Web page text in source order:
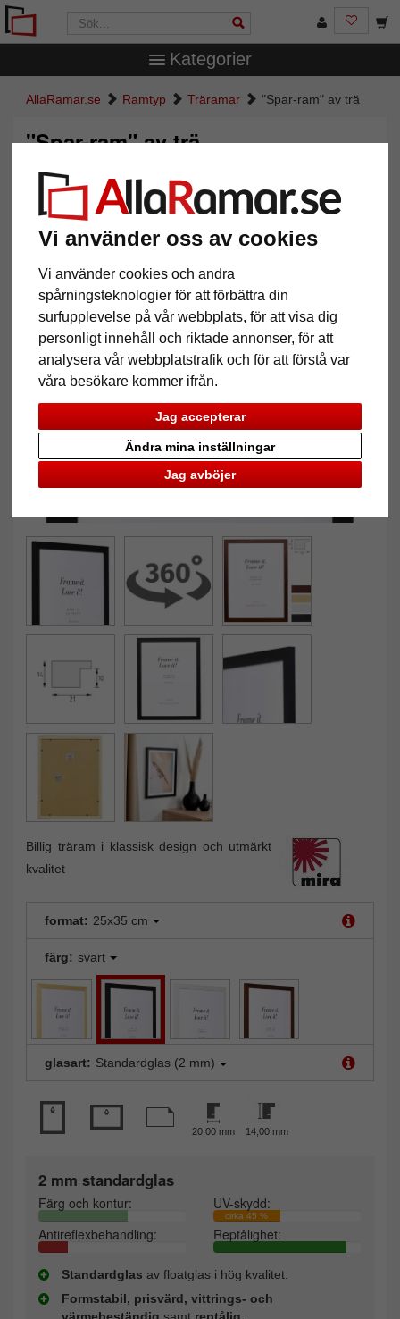
Vi använder oss av cookies
Vi använder cookies och andra
spårningsteknologier för att förbättra din
surfupplevelse på vår webbplats, för att visa dig
personligt innehåll och riktade annonser, för att
analysera vår webbplatstrafik och för att förstå var
våra besökare kommer ifrån.
Jag accepterar
Jag avböjer
Ändra mina inställningar
Kategorier
AllaRamar.se Ramtyp Träramar "Spar-ram" av trä
"Spar-ram" av trä
Tillbaka
Billig träram i klassisk design och utmärkt
kvalitet
format: 25x35 cm
färg: svart
glasart: Standardglas (2 mm)
20,00 mm 14,00 mm
2 mm standardglas
Färg och kontur: UV-skydd:
cirka 45 %
Antireflexbehandling: Reptålighet:
Standardglas av floatglas i hög kvalitet.
Formstabil, prisvärd, vittrings- och